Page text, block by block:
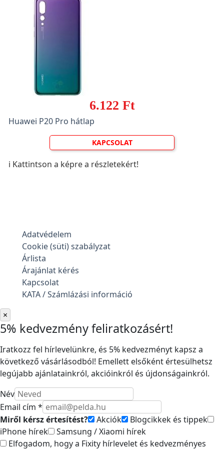
6.122 Ft
Huawei P20 Pro hátlap
KAPCSOLAT
ℹ️ Kattintson a képre a részletekért!
Adatvédelem
Cookie (süti) szabályzat
Árlista
Árajánlat kérés
Kapcsolat
KATA / Számlázási információ
×
5% kedvezmény feliratkozásért!
Iratkozz fel hírlevelünkre, és 5% kedvezményt kapsz a
következő vásárlásodból! Emellett elsőként értesülhetsz
legújabb ajánlatainkról, akcióinkról és újdonságainkról.
Név
Email cím *
Miről kérsz értesítést?
Akciók
Blogcikkek és tippek
iPhone hírek
Samsung / Xiaomi hírek
Elfogadom, hogy a Fixity hírlevelet és kedvezményes